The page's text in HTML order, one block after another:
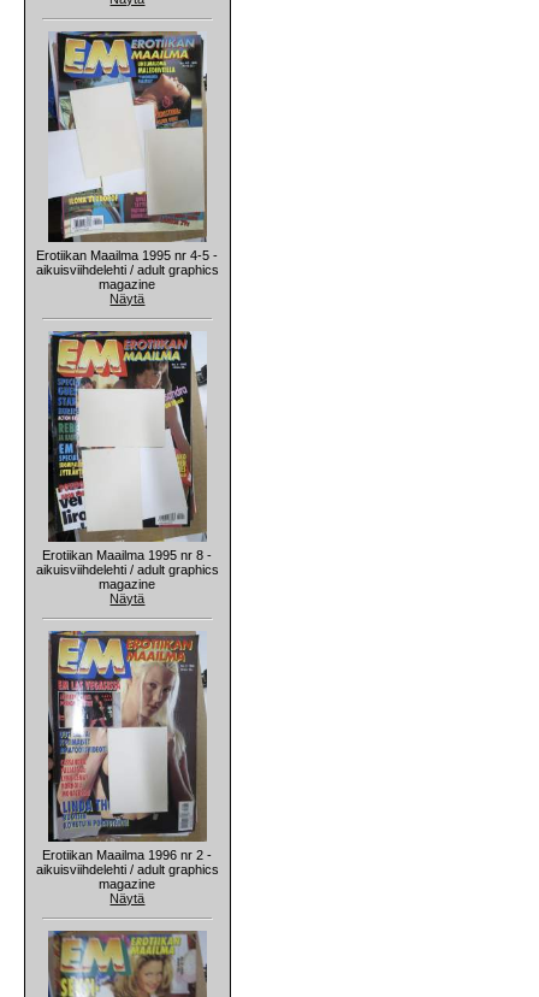
Erotiikan Maailma 1995 nr 4-5 -
aikuisviihdelehti / adult graphics
magazine
Näytä
Erotiikan Maailma 1995 nr 8 -
aikuisviihdelehti / adult graphics
magazine
Näytä
Erotiikan Maailma 1996 nr 2 -
aikuisviihdelehti / adult graphics
magazine
Näytä